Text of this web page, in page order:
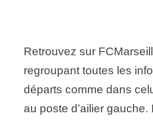
Retrouvez sur
regroupant toutes les
départs comme dans
au poste d’ailier